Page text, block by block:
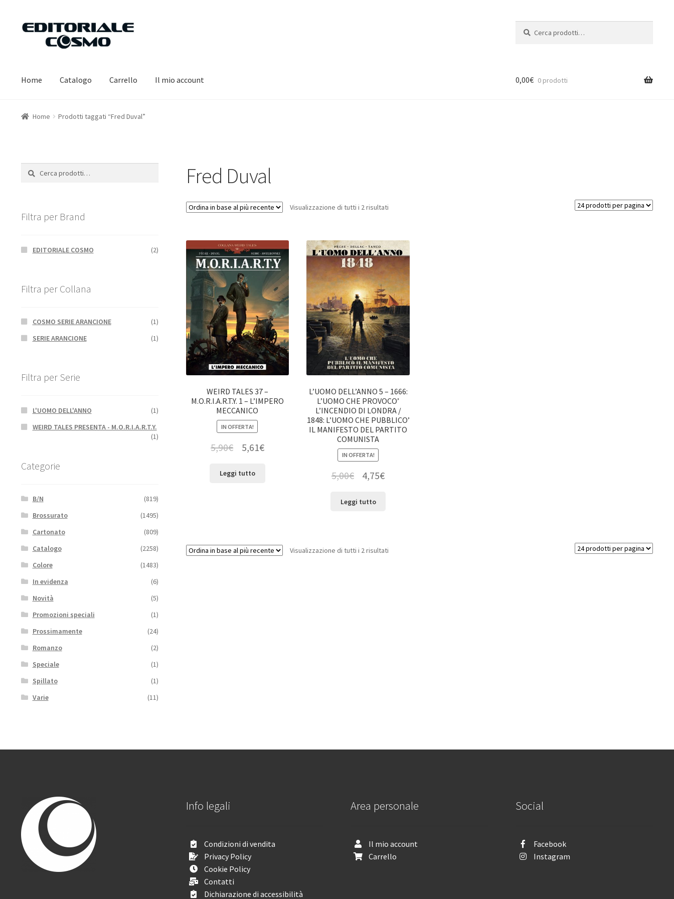
Vai
navigazione
Vai
Home Catalogo Carrello Il mio account 0,00€ 0 prodotti
Home Prodotti taggati “Fred Duval”
Fred Duval
Visualizzazione di tutti i 2 risultati
WEIRD TALES 37 –
M.O.R.I.A.R.T.Y. 1 – L’IMPERO
MECCANICO
IN OFFERTA!
5,90€ 5,61€
Leggi tutto
L’UOMO DELL’ANNO 5 – 1666:
L’UOMO CHE PROVOCO’
L’INCENDIO DI LONDRA /
1848: L’UOMO CHE PUBBLICO’
IL MANIFESTO DEL PARTITO
COMUNISTA
IN OFFERTA!
5,00€ 4,75€
Leggi tutto
Visualizzazione di tutti i 2 risultati
Cerca:
Cerca
Filtra per Brand
EDITORIALE COSMO (2)
Filtra per Collana
COSMO SERIE ARANCIONE
(1)
SERIE ARANCIONE
(1)
Filtra per Serie
L'UOMO DELL'ANNO
(1)
WEIRD TALES PRESENTA - M.O.R.I.A.R.T.Y.
(1)
Categorie
B/N
(819)
Brossurato
(1495)
Cartonato
(809)
Catalogo
(2258)
Colore
(1483)
In evidenza
(6)
Novità
(5)
Promozioni speciali
(1)
Prossimamente
(24)
Romanzo
(2)
Speciale
(1)
Spillato
(1)
Varie
(11)
Info legali
Condizioni di vendita
Privacy Policy
Cookie Policy
Contatti
Dichiarazione di accessibilità
Area personale
Il mio account
Carrello
Social
Facebook
Instagram